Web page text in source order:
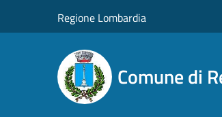
Regione Lombardia
Comune di